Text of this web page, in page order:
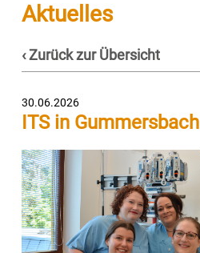
Aktuelles
‹ Zurück zur Übersicht
30.06.2026
ITS in